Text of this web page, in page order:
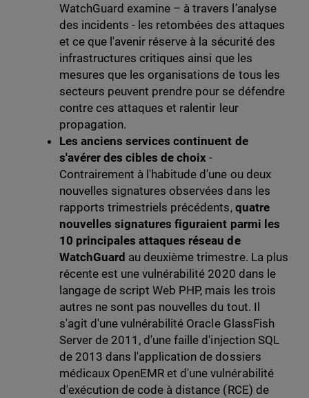
WatchGuard examine – à travers l’analyse
des incidents - les retombées des attaques
et ce que l'avenir réserve à la sécurité des
infrastructures critiques ainsi que les
mesures que les organisations de tous les
secteurs peuvent prendre pour se défendre
contre ces attaques et ralentir leur
propagation.
Les anciens services continuent de
s'avérer des cibles de choix -
Contrairement à l'habitude d'une ou deux
nouvelles signatures observées dans les
rapports trimestriels précédents, quatre
nouvelles signatures figuraient parmi les
10 principales attaques réseau de
WatchGuard au deuxième trimestre. La plus
récente est une vulnérabilité 2020 dans le
langage de script Web PHP, mais les trois
autres ne sont pas nouvelles du tout. Il
s'agit d'une vulnérabilité Oracle GlassFish
Server de 2011, d'une faille d'injection SQL
de 2013 dans l'application de dossiers
médicaux OpenEMR et d'une vulnérabilité
d'exécution de code à distance (RCE) de